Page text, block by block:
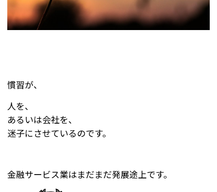
慣習が、
人を、
あるいは会社を、
迷子にさせているのです。
金融サービス業はまだまだ発展途上です。